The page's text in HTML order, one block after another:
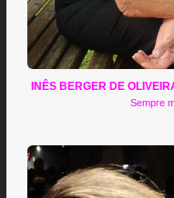
INÊS BERGER DE
Sempre